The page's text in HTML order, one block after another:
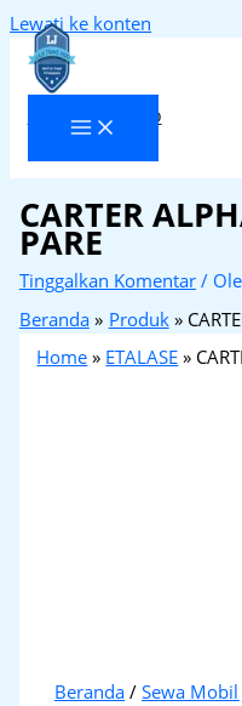
Lewati ke konten
Laja Transindo
CARTER
PARE
Tinggalkan Komentar /
Beranda
Produk
Home » ETALASE »
Beranda /Sewa Mobil